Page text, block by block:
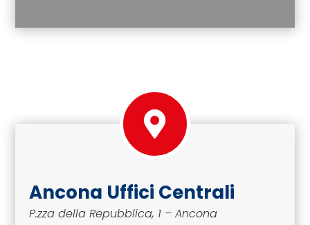
Ancona Uffici Centrali
P.zza della Repubblica, 1 – Ancona